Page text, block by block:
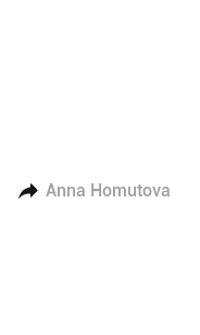
Anna Homutova